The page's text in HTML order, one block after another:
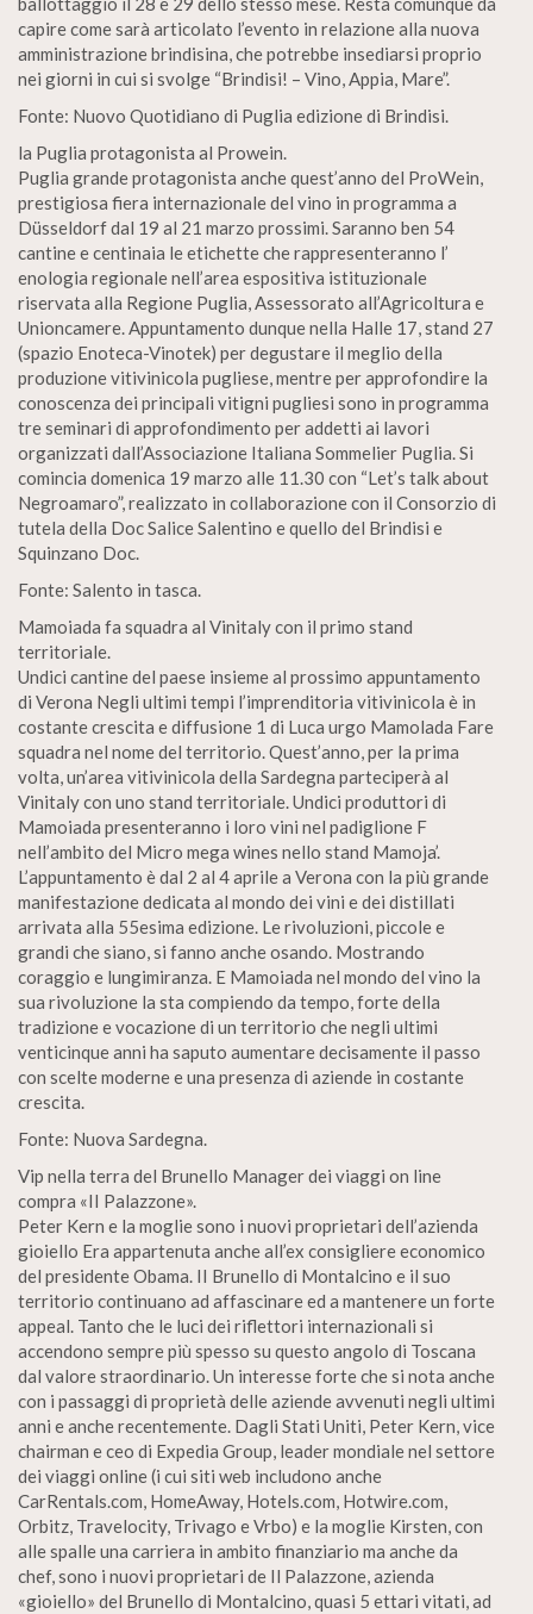
capire come sarà articolato l’evento in relazione alla nuova
amministrazione brindisina, che potrebbe insediarsi proprio
nei giorni in cui si svolge “Brindisi! – Vino, Appia, Mare”.
Fonte: Nuovo Quotidiano di Puglia edizione di Brindisi.
la Puglia protagonista al Prowein.
Puglia grande protagonista anche quest’anno del ProWein,
prestigiosa fiera internazionale del vino in programma a
Düsseldorf dal 19 al 21 marzo prossimi. Saranno ben 54
cantine e centinaia le etichette che rappresenteranno l’
enologia regionale nell’area espositiva istituzionale
riservata alla Regione Puglia, Assessorato all’Agricoltura e
Unioncamere. Appuntamento dunque nella Halle 17, stand 27
(spazio Enoteca-Vinotek) per degustare il meglio della
produzione vitivinicola pugliese, mentre per approfondire la
conoscenza dei principali vitigni pugliesi sono in programma
tre seminari di approfondimento per addetti ai lavori
organizzati dall’Associazione Italiana Sommelier Puglia. Si
comincia domenica 19 marzo alle 11.30 con “Let’s talk about
Negroamaro”, realizzato in collaborazione con il Consorzio di
tutela della Doc Salice Salentino e quello del Brindisi e
Squinzano Doc.
Fonte: Salento in tasca.
Mamoiada fa squadra al Vinitaly con il primo stand
territoriale.
Undici cantine del paese insieme al prossimo appuntamento
di Verona Negli ultimi tempi l’imprenditoria vitivinicola è in
costante crescita e diffusione 1 di Luca urgo Mamolada Fare
squadra nel nome del territorio. Quest’anno, per la prima
volta, un’area vitivinicola della Sardegna parteciperà al
Vinitaly con uno stand territoriale. Undici produttori di
Mamoiada presenteranno i loro vini nel padiglione F
nell’ambito del Micro mega wines nello stand Mamoja’.
L’appuntamento è dal 2 al 4 aprile a Verona con la più grande
manifestazione dedicata al mondo dei vini e dei distillati
arrivata alla 55esima edizione. Le rivoluzioni, piccole e
grandi che siano, si fanno anche osando. Mostrando
coraggio e lungimiranza. E Mamoiada nel mondo del vino la
sua rivoluzione la sta compiendo da tempo, forte della
tradizione e vocazione di un territorio che negli ultimi
venticinque anni ha saputo aumentare decisamente il passo
con scelte moderne e una presenza di aziende in costante
crescita.
Fonte: Nuova Sardegna.
Vip nella terra del Brunello Manager dei viaggi on line
compra «II Palazzone».
Peter Kern e la moglie sono i nuovi proprietari dell’azienda
gioiello Era appartenuta anche all’ex consigliere economico
del presidente Obama. II Brunello di Montalcino e il suo
territorio continuano ad affascinare ed a mantenere un forte
appeal. Tanto che le luci dei riflettori internazionali si
accendono sempre più spesso su questo angolo di Toscana
dal valore straordinario. Un interesse forte che si nota anche
con i passaggi di proprietà delle aziende avvenuti negli ultimi
anni e anche recentemente. Dagli Stati Uniti, Peter Kern, vice
chairman e ceo di Expedia Group, leader mondiale nel settore
dei viaggi online (i cui siti web includono anche
CarRentals.com, HomeAway, Hotels.com, Hotwire.com,
Orbitz, Travelocity, Trivago e Vrbo) e la moglie Kirsten, con
alle spalle una carriera in ambito finanziario ma anche da
chef, sono i nuovi proprietari de Il Palazzone, azienda
«gioiello» del Brunello di Montalcino, quasi 5 ettari vitati, ad